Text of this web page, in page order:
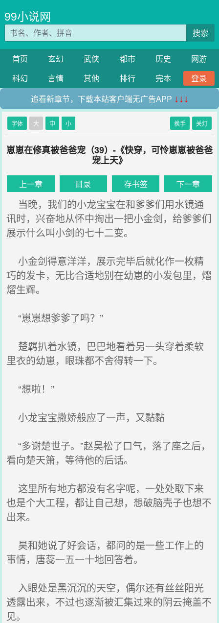
99小说网
搜索
首页 玄幻 武侠 都市 历史
网游
科幻
言情 其他 排行 完本
登录
追看新章节，下载本站客户端无广告APP ↓↓↓
字体 大 中 小 换手 关灯
崽崽在修真被爸爸宠（39）-《快穿，可怜崽崽被爸爸
宠上天》
上一章 目录 存书签 下一章
当晚，我们的小龙宝宝在和爹爹们用水镜通
讯时，兴奋地从怀中掏出一把小金剑，给爹爹们
展示什么叫小剑的七十二变。
小金剑得意洋洋，展示完毕后就化作一枚精
巧的发卡，无比合适地别在幼崽的小发包里，熠
熠生辉。
“崽崽想爹爹了吗？”
楚羁扒着水镜，巴巴地看着另一头穿着柔软
里衣的幼崽，眼珠都不舍得转一下。
“想啦！”
小龙宝宝撒娇般应了一声，又黏黏
“多谢楚世子。”赵昊松了口气，落了座之后，
看向楚天箫，等待他的后话。
这里所有地方都没有名字呢，一处处取下来
也是个大工程，都让自己想，想破脑壳子也想不
出来。
昊和她说了好会话，都问的是一些工作上的
事情，唐蕊一五一十地回答着。
入眼处是黑沉沉的天空，偶尔还有丝丝阳光
透露出来，不过也逐渐被汇集过来的阴云掩盖不
见。